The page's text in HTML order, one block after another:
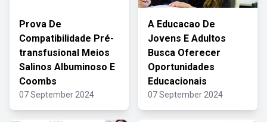
Prova De
Compatibilidade Pré-
transfusional Meios
Salinos Albuminoso E
Coombs
07 September 2024
A Educacao De
Jovens E Adultos
Busca Oferecer
Oportunidades
Educacionais
07 September 2024